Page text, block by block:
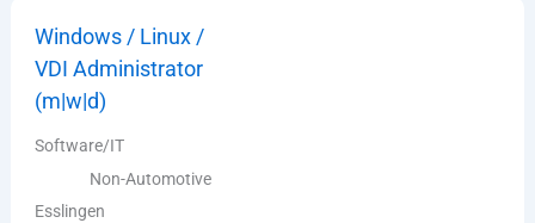
Windows / Linux /
VDI Administrator
(m|w|d)
Software/IT
Non-Automotive
Esslingen